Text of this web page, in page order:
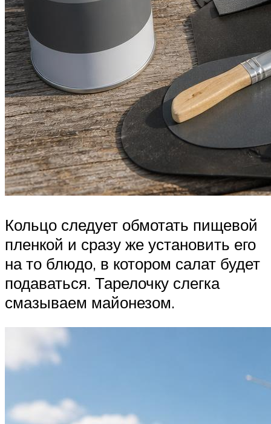
Кольцо следует обмотать пищевой
пленкой и сразу же установить его
на то блюдо, в котором салат будет
подаваться. Тарелочку слегка
смазываем майонезом.